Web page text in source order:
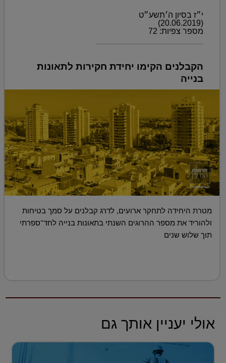
י״ז בסיון ה׳תשע״ט
(20.06.2019)
מספר צפיות: 72
הקבלנים הקימו יחידת חקירות לתאונות
בנייה
מטרת היחידה לתחקר ארועים, לדרג קבלנים על סמך בטיחות
ולהוריד את מספר ההרוגים השנתי בתאונות בנייה לחד־ספרתי
תוך שלוש שנים
אולי יעניין אותך גם